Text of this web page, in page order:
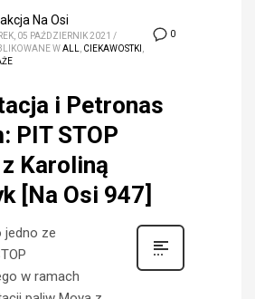
0
Na Osi
05 PAŹDZIERNIK 2021 /
WALL, CIEKAWOSTKI ,
i Petronas
PIT STOP
Karoliną
[Na Osi 947]
jedno ze
w ramach